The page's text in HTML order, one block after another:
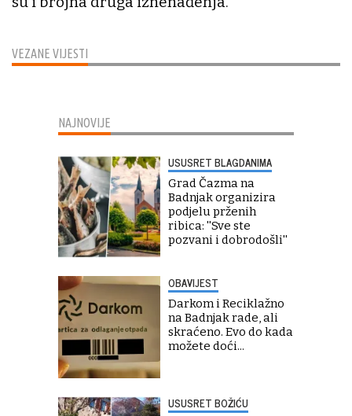
VEZANE VIJESTI
NAJNOVIJE
USUSRET BLAGDANIMA
Grad Čazma na
Badnjak organizira
podjelu prženih
ribica: ''Sve ste
pozvani i dobrodošli''
OBAVIJEST
Darkom i Reciklažno
na Badnjak rade, ali
skraćeno. Evo do kada
možete doći...
USUSRET BOŽIĆU